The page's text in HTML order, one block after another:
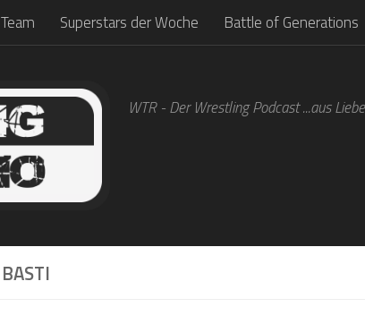
Team Superstars der Woche Battle of Generations
WTR - Der Wrestling Podcast ...aus
BASTI